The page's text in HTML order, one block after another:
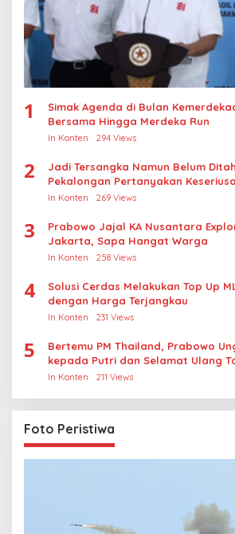
1
Simak Agenda di Bulan
Bersama Hingga Merdeka Run
In Konten 294 Views
2
Jadi Tersangka Namun Belum
Pekalongan Pertanyakan
Kasus Rudapksa Sampai Anaknya
In Konten 269 Views
3
Prabowo Jajal KA Nusantara
Jakarta, Sapa Hangat Warga
In Konten 258 Views
4
Solusi Cerdas Melakukan Top Up
dengan Harga Terjangkau
In Konten 231 Views
5
Bertemu PM Thailand, Prabowo
kepada Putri dan Selamat Ulang
Thailand
In Konten 211 Views
Foto Peristiwa